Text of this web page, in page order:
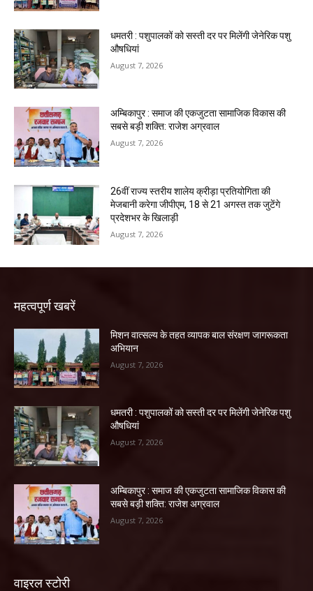
धमतरी : पशुपालकों को सस्ती दर पर मिलेंगी जेनेरिक पशु
औषधियां
August 7, 2026
अम्बिकापुर : समाज की एकजुटता सामाजिक विकास की
सबसे बड़ी शक्ति: राजेश अग्रवाल
August 7, 2026
26वीं राज्य स्तरीय शालेय क्रीड़ा प्रतियोगिता की
मेजबानी करेगा जीपीएम, 18 से 21 अगस्त तक जुटेंगे
प्रदेशभर के खिलाड़ी
August 7, 2026
महत्वपूर्ण खबरें
मिशन वात्सल्य के तहत व्यापक बाल संरक्षण जागरूकता
अभियान
August 7, 2026
धमतरी : पशुपालकों को सस्ती दर पर मिलेंगी जेनेरिक पशु
औषधियां
August 7, 2026
अम्बिकापुर : समाज की एकजुटता सामाजिक विकास की
सबसे बड़ी शक्ति: राजेश अग्रवाल
August 7, 2026
वाइरल स्टोरी